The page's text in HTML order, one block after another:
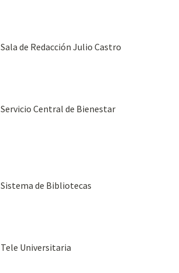
Sala de Redacción Julio Castro
Servicio Central de Bienestar
Sistema de Bibliotecas
Tele Universitaria